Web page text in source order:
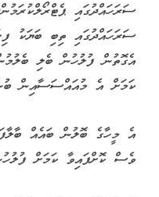
ސަރަހައްދުގައި
ސަރަހައްދުގައި ތިބި ބަޔަކު
އެގޮތުން ފުލުހުން ބެލި
ކަމަށް އެ މުއައްސަސާއިން
އެ މީހާގެ ބޮލުން ބައެއް
ވެސް ކޮށްފައިވާ ކަމަށް